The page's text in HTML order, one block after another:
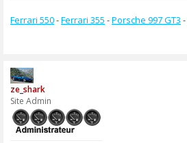
Ferrari 550-Ferrari 355 -Porsche 997 GT3 -
ze_shark
Site Admin